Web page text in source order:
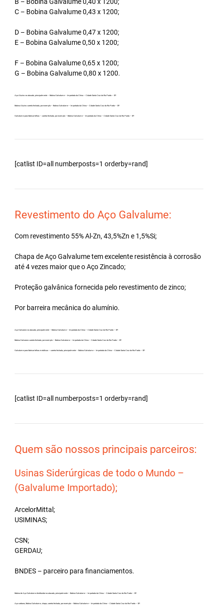
C – Bobina Galvalume 0,43 x 1200;
D – Bobina Galvalume 0,47 x 1200;
E – Bobina Galvalume 0,50 x 1200;
F – Bobina Galvalume 0,65 x 1200;
G – Bobina Galvalume 0,80 x 1200.
Aço Aluzinc no atacado, principalmente – Bobina Galvalume – Importada da China – Cidade Santa Cruz do Rio Pardo – SP.
Bobina Aluzinc carreta fechada, por exemplo – Bobina Galvalume – Importada da China – Cidade Santa Cruz do Rio Pardo – SP.
Galvalume para fabricar telhas – carreta fechada, por exemplo – Bobina Galvalume – Importada da China – Cidade Santa Cruz do Rio Pardo – SP.
[catlist ID=all numberposts=1 orderby=rand]
Revestimento do Aço Galvalume:
Com revestimento 55% Al-Zn, 43,5%Zn e 1,5%Si;
Chapa de Aço Galvalume tem excelente resistência à corrosão
até 4 vezes maior que o Aço Zincado;
Proteção galvânica fornecida pelo revestimento de zinco;
Por barreira mecânica do alumínio.
Aço Galvanew no atacado, principalmente – Bobina Galvalume – Importada da China – Cidade Santa Cruz do Rio Pardo – SP.
Bobina Galvanew carreta fechada, por exemplo – Bobina Galvalume – Importada da China – Cidade Santa Cruz do Rio Pardo – SP.
Galvalume para fabricar telhas metálicas – carreta fechada, principalmente – Bobina Galvalume – Importada da China – Cidade Santa Cruz do Rio Pardo – SP.
[catlist ID=all numberposts=1 orderby=rand]
Quem são nossos principais parceiros:
Usinas Siderúrgicas de todo o Mundo –
(Galvalume Importado);
ArcelorMittal;
USIMINAS;
CSN;
GERDAU;
BNDES – parceiro para financiamentos.
Bobina de Aço Galvalume distribuidor no atacado, principalmente – Bobina Galvalume – Importada da China – Cidade Santa Cruz do Rio Pardo – SP.
Aço carbono, Bobina Galvalume, chapa, carreta fechada, por exemplo – Bobina Galvalume – Importada da China – Cidade Santa Cruz do Rio Pardo – SP.